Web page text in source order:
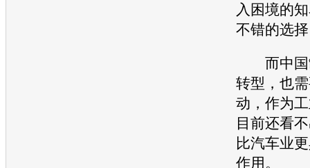
入困境的
不错的选
而中国
转型，也
动，作为
目前还看
比汽车业
作用。